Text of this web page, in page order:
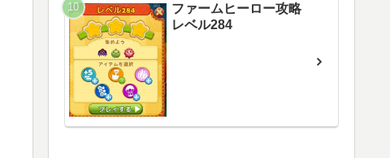
ファームヒーロー攻略
レベル284